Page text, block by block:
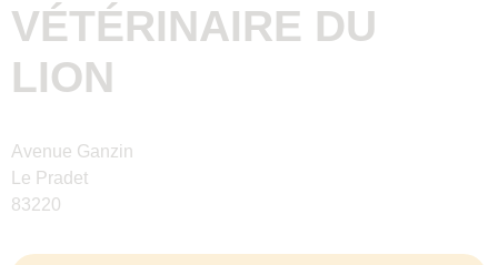
VÉTÉRINAIRE DU
LION
Avenue Ganzin
Le Pradet
83220